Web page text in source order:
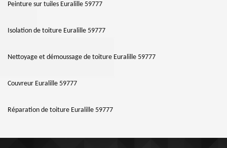
Peinture sur tuiles Euralille 59777
Isolation de toiture Euralille 59777
Nettoyage et démoussage de toiture Euralille 59777
Couvreur Euralille 59777
Réparation de toiture Euralille 59777